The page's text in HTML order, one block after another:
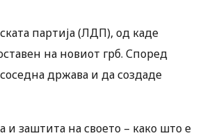
партија (ЛДП), од каде
на новиот грб. Според
држава и да создаде
заштита на своето – како што е